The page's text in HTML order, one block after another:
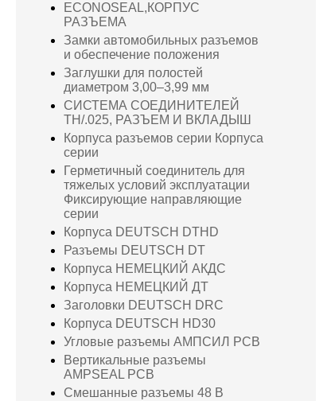
ECONOSEAL,КОРПУС
РАЗЪЕМА
Замки автомобильных разъемов
и обеспечение положения
Заглушки для полостей
диаметром 3,00–3,99 мм
СИСТЕМА СОЕДИНИТЕЛЕЙ
TH/.025, РАЗЪЕМ И ВКЛАДЫШ
Корпуса разъемов серии Корпуса
серии
Герметичный соединитель для
тяжелых условий эксплуатации
Фиксирующие направляющие
серии
Корпуса DEUTSCH DTHD
Разъемы DEUTSCH DT
Корпуса НЕМЕЦКИЙ АКДС
Корпуса НЕМЕЦКИЙ ДТ
Заголовки DEUTSCH DRC
Корпуса DEUTSCH HD30
Угловые разъемы АМПСИЛ PCB
Вертикальные разъемы
AMPSEAL PCB
Смешанные разъемы 48 В